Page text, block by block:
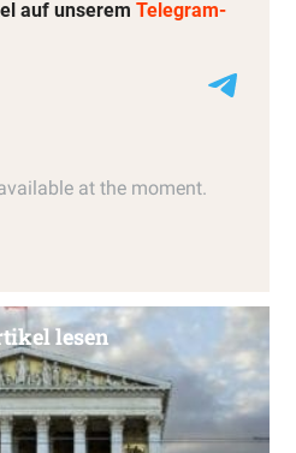
auf unserem Telegram-
lesen